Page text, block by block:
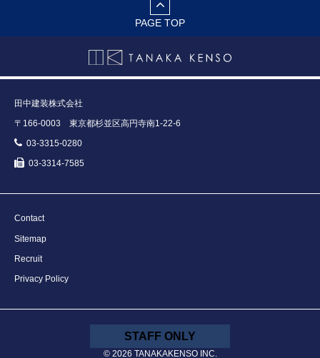
PAGE TOP
田中建装株式会社
〒166-0003 東京都杉並区高円寺南1-22-6
03-3315-0280
03-3314-7585
Contact
Sitemap
Recruit
Privacy Policy
STAFF ONLY
© 2026 TANAKAKENSO INC.